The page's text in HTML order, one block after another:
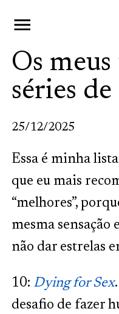
Os
séries
25/12/2025
Essa é minha lista
que eu mais
“melhores”,
mesma sensação
não dar estrelas
10: Dying for Sex
desafio de fazer